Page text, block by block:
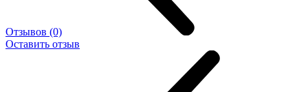
Отзывов (0)
Оставить отзыв